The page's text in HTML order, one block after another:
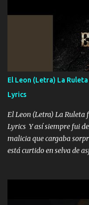
ni tampoco las mujeres
que estar alegres doy
Música Si es que salta
ahí está el Hombre
cualquier problema no
FALTA UN HERMANO
HOMBRE VALIENTE
VIO POR LA FAMILIA
los HERMANOS un
El Leon (Letra) La
Lyrics
El Leon (Letra) La Ruleta
Lyrics Y así siempre fui
malicia que cargaba
está curtido en selva de
pa más pues hay